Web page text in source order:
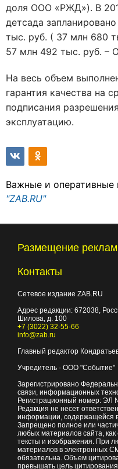
доля ООО «РЖД»). В
детсада
тыс. руб. ( 37 млн 680
57 млн 492 тыс. руб. –
На весь объем
гарантия качества на
подписания
эксплуатацию.
Важные и оперативные
"ZAB.RU"
Размещение
Контакты
Сетевое издание ZAB.RU
Адрес редакции: 672038,
Шилова, д. 100
+7 (3022) 32-55-66
info@zab.ru
Главный редактор
Учредитель - ООО "Событие"
Зарегистрировано
связи, информационных
Регистрационный номер: ЭЛ
Редакция не несет
информации, содержащейся
Запрещено полное или
любых материалов сайта,
тексты и изображения. При
материалов в электронных
обязательна. Объем
превышать цель